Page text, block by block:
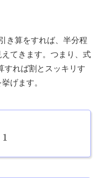
き算をすれば、半分程
てきます。つまり、式
すれば割とスッキリす
げます。
1